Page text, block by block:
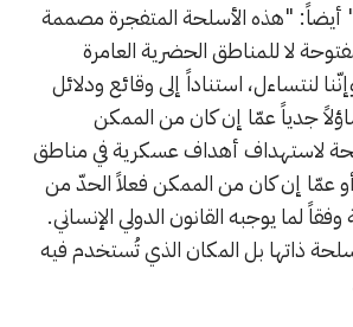
أيضاً: "هذه الأسلحة المتفجرة مصممة
لا للمناطق الحضرية العامرة
لنتساءل، استناداً إلى وقائع ودلائل
جدياً عمّا إن كان من الممكن
لاستهداف أهداف عسكرية في مناطق
عمّا إن كان من الممكن فعلاً الحدّ من
لما يوجبه القانون الدولي الإنساني.
ذاتها بل المكان الذي تُستخدم فيه